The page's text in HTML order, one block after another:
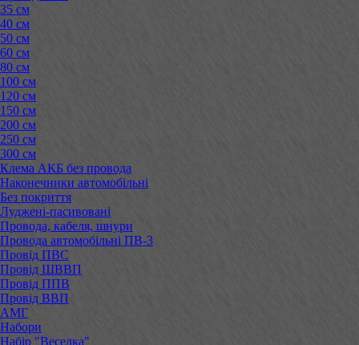
35 см
40 см
50 см
60 см
80 см
100 см
120 см
150 см
200 см
250 см
300 см
Клема АКБ без провода
Наконечники автомобільні
Без покриття
Луджені-пасивовані
Провода, кабеля, шнури
Провода автомобільні ПВ-3
Провід ПВС
Провід ШВВП
Провід ППВ
Провід ВВП
АМГ
Набори
Набір "Веселка"